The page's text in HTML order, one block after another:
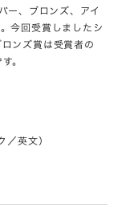
ー、ブロンズ、アイ
今回受賞しましたシ
ンズ賞は受賞者の
。
／英文）